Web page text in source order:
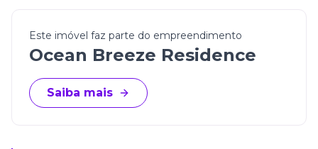
Este imóvel faz parte do empreendimento
Ocean Breeze Residence
Saiba mais